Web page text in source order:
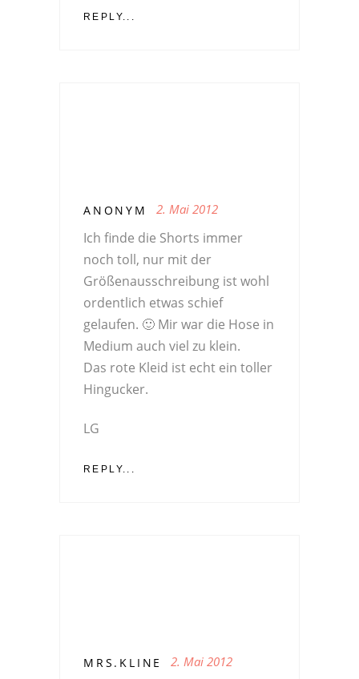
REPLY...
ANONYM 2. Mai 2012
Ich finde die Shorts immer
noch toll, nur mit der
Größenausschreibung ist wohl
ordentlich etwas schief
gelaufen. 🙂 Mir war die Hose in
Medium auch viel zu klein.
Das rote Kleid ist echt ein toller
Hingucker.
LG
REPLY...
MRS.KLINE 2. Mai 2012